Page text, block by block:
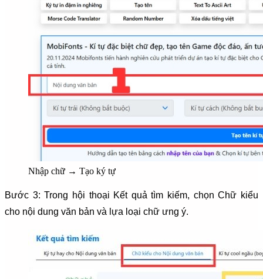
Nhập chữ → Tạo ký tự
Bước 3: Trong hội thoại Kết quả tìm kiếm, chọn Chữ kiểu
cho nội dung văn bản và lựa loại chữ ưng ý.